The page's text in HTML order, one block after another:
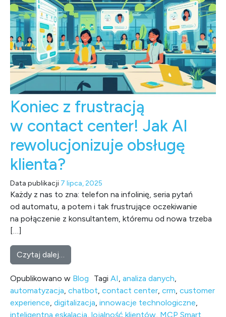
Koniec z frustracją
w contact center! Jak AI
rewolucjonizuje obsługę
klienta?
Data publikacji 7 lipca, 2025
Każdy z nas to zna: telefon na infolinię, seria pytań
od automatu, a potem i tak frustrujące oczekiwanie
na połączenie z konsultantem, któremu od nowa trzeba
[…]
Czytaj dalej…
Opublikowano w Blog Tagi AI, analiza danych,
automatyzacja, chatbot, contact center, crm, customer
experience, digitalizacja, innowacje technologiczne,
inteligentna eskalacja, lojalność klientów, MCP Smart